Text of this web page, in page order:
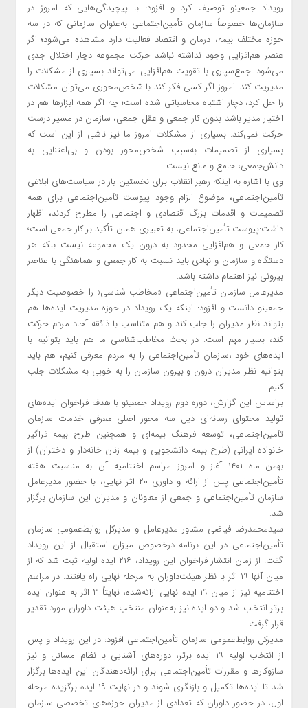
رویداد جمعینو توصیف کرد و افزود: با پیچیدگی‌هایی که امروز در
سازمان‌ها خصوصاً سازمان تأمین‌اجتماعی به‌عنوان سازمانی که در سه
حوزه مختلف بیمه، درمان و اقتصاد فعالیت دارد مشاهده می‌شود؛ اگر
عنصر هم‌افزایی وجود نداشته نباشد حرکت مجموعه دچار اختلال جدی
می‌شود. جمع‌سپاری با تقویت هم‌افزایی می‌تواند بسیاری از مشکلات را
مدیریت کند. امروز اگر کسی فکر کند با شخص‌محوری می‌توان مشکلات
را حل کرد، دچار اشتباه محاسباتی شده است؛ چه اگر همه ابزارها هم در
اختیار مدیر باشد بدون کار جمعی و عقل جمعی، سازمان در مسیر درست
حرکت نمی‌کند. بسیاری از مشکلات امروز ما نیز ناشی از این است که
بسیاری از تصمیمات به‌سبب شخص‌محور بودن و بی‌اعتنایی به
دانش‌جمعی، جامع و مانع نیست.
وی با اشاره به اینکه رهبر انقلاب برای نخستین بار در سیاست‌های ابلاغی
تأمین‌اجتماعی، موضوع الزام وجود پیوست تأمین‌اجتماعی برای همه
تصمیمات و اقدمات بزرگ اقتصادی و اجتماعی را مطرح کردند، اظهار
داشت:پیوست تأمین‌اجتماعی، به تعبیری همان تأکید بر کار جمعی است؛
کار جمعی و هم‌افزایی محدود به درون یک مجموعه نیست بلکه هر
دستگاه و سازمان و نهادی باید نسبت به کار جمعی و هماهنگی با عناصر
بیرونی نیز اهتمام داشته باشد.
مدیرعامل سازمان تأمین‌اجتماعی «مخاطب شناسی» را خصوصیت دیگر
جمعینو دانست و افزود: اینکه یک رویداد در حوزه مدیریت ایده‌ها هم
بتواند نظر مدیران را جلب کند و هم متناسب با ذائقه آحاد مردم حرکت
کند، بسیار مهم است. در بحث مخاطب‌شناسی ما هم باید بتوانیم با
ایده‌های خود ،سازمان تأمین‌اجتماعی را به مردم معرفی کنیم، هم باید
بتوانیم نظر مدیران درون و بیرون سازمان را به خوبی به مشکلات جلب
کنیم.
براساس این گزارش، دوره دوم رویداد جمعینو با هدف فراخوان ایده‌های
تولید محتوای رسانه‌ای ذیل سه محور اصلی معرفی خدمات سازمان
تأمین‌اجتماعی، توسعه فرهنگ بیمه‌ای و همچنین طرح بیمه فراگیر
خانواده ایرانی (طرح بیمه دانشجویی و بیمه زنان خانه‌دار و دختران) از
بهمن ماه ۱۴۰۱ آغاز و امروز مراسم اختتامیه آن به مناسبت هفته
تأمین‌اجتماعی پس از ارائه و داوری ۲۰ اثر نهایی، با حضور مدیرعامل
سازمان تأمین‌اجتماعی و جمعی از معاونان و مدیران این سازمان برگزار
شد.
سیدمحمدرضا فیاضی مشاور مدیرعامل و مدیرکل روابط‌عمومی سازمان
تأمین‌اجتماعی در این برنامه درخصوص میزان استقبال از این رویداد
گفت: از زمان انتشار فراخوان این رویداد، ۲۱۶ ایده اولیه ثبت شد که از
میان آنها ۱۹ اثر با نظر هیئت‌داوران به مرحله نهایی راه یافتند. در مراسم
اختتامیه نیز از میان ۱۹ ایده نهایی ارائه‌شده، نهایتاً ۳ اثر به عنوان ایده
برتر انتخاب شد و دو ایده نیز به‌عنوان منتخب هیئت داوران مورد تقدیر
قرار گرفت.
مدیرکل روابط‌عمومی سازمان تأمین‌اجتماعی افزود: در این رویداد و پس
از انتخاب اولیه ۱۹ ایده برتر، دوره‌های آشنایی با نظام مسائل و نیز
سازوکارها و مقررات تأمین‌اجتماعی برای ارائه‌دهندگان این ایده‌ها برگزار
شد تا ایده‌ها تکمیل و بازنگری شوند و در نهایت ۱۹ ایده برگزیده مرحله
اول، در حضور داوران که تعدادی از مدیران حوزه‌های تخصصی سازمان